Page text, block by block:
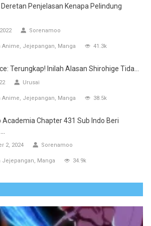
Penjelasan Kenapa Pelindung
Sorenamoo
Anime Jejepangan Manga 41.3k
Terungkap! Inilah Alasan Shirohige Tida...
Urusai
Anime Jejepangan Manga 38.5k
Academia Chapter 431 Sub Indo Beri
2, 2024 Sorenamoo
Jejepangan Manga 34.9k